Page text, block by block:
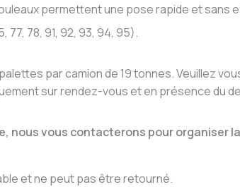
permettent une pose rapide et sans
77, 78, 91, 92, 93, 94, 95).
par camion de 19 tonnes. Veuillez
sur rendez-vous et en présence du
nous vous contacterons pour organiser
et ne peut pas être retourné.